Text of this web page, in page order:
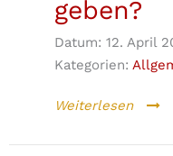
geben?
Datum: 12. April
Kategorien:
Weiterlesen